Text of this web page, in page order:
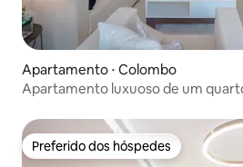
Apartamento ⋅ Colombo
Apartamento luxuoso de um
Preferido dos hóspedes
Preferido dos hóspedes